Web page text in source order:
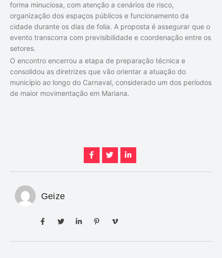
forma minuciosa, com atenção a cenários de risco,
organização dos espaços públicos e funcionamento da
cidade durante os dias de folia. A proposta é assegurar que o
evento transcorra com previsibilidade e coordenação entre os
setores.
O encontro encerrou a etapa de preparação técnica e
consolidou as diretrizes que vão orientar a atuação do
município ao longo do Carnaval, considerado um dos períodos
de maior movimentação em Mariana.
Geize